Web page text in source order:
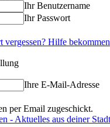
Ihr Benutzername
Ihr Passwort
vergessen? Hilfe bekommen
Ihre E-Mail-Adresse
per Email zugeschickt.